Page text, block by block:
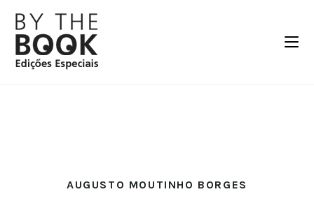
AUGUSTO MOUTINHO BORGES